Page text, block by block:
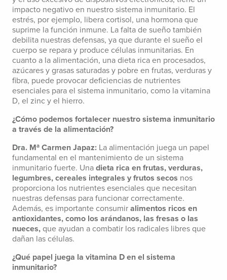
impacto negativo en nuestro sistema inmunitario. El
estrés, por ejemplo, libera cortisol, una hormona que
suprime la función inmune. La falta de sueño también
debilita nuestras defensas, ya que durante el sueño el
cuerpo se repara y produce células inmunitarias. En
cuanto a la alimentación, una dieta rica en procesados,
azúcares y grasas saturadas y pobre en frutas, verduras y
fibra, puede provocar deficiencias de nutrientes
esenciales para el sistema inmunitario, como la vitamina
D, el zinc y el hierro.
¿Cómo podemos fortalecer nuestro sistema inmunitario
a través de la alimentación?
Dra. Mª Carmen Japaz: La alimentación juega un papel
fundamental en el mantenimiento de un sistema
inmunitario fuerte. Una dieta rica en frutas, verduras,
legumbres, cereales integrales y frutos secos nos
proporciona los nutrientes esenciales que necesitan
nuestras defensas para funcionar correctamente.
Además, es importante consumir alimentos ricos en
antioxidantes, como los arándanos, las fresas o las
nueces, que ayudan a combatir los radicales libres que
dañan las células.
¿Qué papel juega la vitamina D en el sistema
inmunitario?